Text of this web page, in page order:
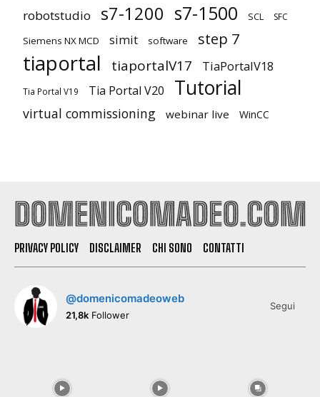
robotstudio s7-1200 s7-1500 SCL SFC
Siemens NX MCD simit software step 7
tiaportal tiaportalV17 TiaPortalV18
Tia Portal V19 Tia Portal V20 Tutorial
virtual commissioning webinar live WinCC
PRIVACY POLICY DISCLAIMER CHI SONO CONTATTI
@domenicomadeoweb
21,8k Follower
Segui